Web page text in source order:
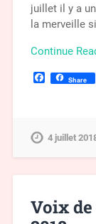
juillet il y a
la merveille
Continue
Facebook
Share
4 juillet
Voix de